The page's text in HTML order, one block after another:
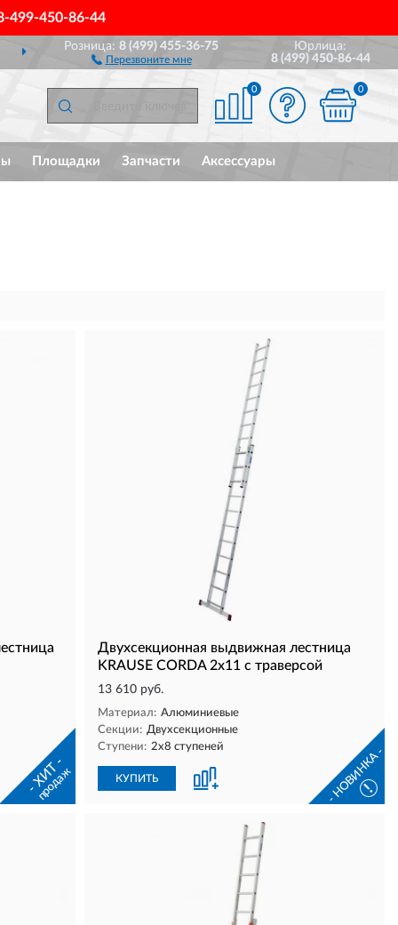
499-450-86-44
ПОЛНЫЙ
Розница:8 (499) 455-36-75
Перезвоните мне
Юрлица:
8 (499) 450-86-44
0 0
Площадки Запчасти Аксессуары
- ХИТ -
продаж
Двухсекционная выдвижная лестница
KRAUSE CORDA 2х11 с траверсой
13 610 руб.
Материал: Алюминиевые
Секции: Двухсекционные
Ступени: 2х8 ступеней
КУПИТЬ - НОВИНКА -
!